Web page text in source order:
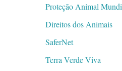
Proteção Animal
Direitos dos Animais
SaferNet
Terra Verde Viva